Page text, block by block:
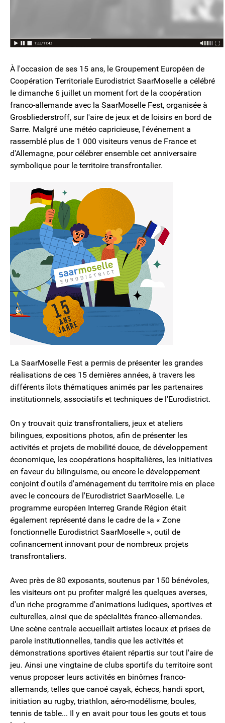
À l'occasion de ses 15 ans, le Groupement Européen de
Coopération Territoriale Eurodistrict SaarMoselle a célébré
le dimanche 6 juillet un moment fort de la coopération
franco-allemande avec la SaarMoselle Fest, organisée à
Grosbliederstroff, sur l'aire de jeux et de loisirs en bord de
Sarre. Malgré une météo capricieuse, l'événement a
rassemblé plus de 1 000 visiteurs venus de France et
d'Allemagne, pour célébrer ensemble cet anniversaire
symbolique pour le territoire transfrontalier.
La SaarMoselle Fest a permis de présenter les grandes
réalisations de ces 15 dernières années, à travers les
différents îlots thématiques animés par les partenaires
institutionnels, associatifs et techniques de l'Eurodistrict.
On y trouvait quiz transfrontaliers, jeux et ateliers
bilingues, expositions photos, afin de présenter les
activités et projets de mobilité douce, de développement
économique, les coopérations hospitalières, les initiatives
en faveur du bilinguisme, ou encore le développement
conjoint d'outils d'aménagement du territoire mis en place
avec le concours de l'Eurodistrict SaarMoselle. Le
programme européen Interreg Grande Région était
également représenté dans le cadre de la « Zone
fonctionnelle Eurodistrict SaarMoselle », outil de
cofinancement innovant pour de nombreux projets
transfrontaliers.
Avec près de 80 exposants, soutenus par 150 bénévoles,
les visiteurs ont pu profiter malgré les quelques averses,
d'un riche programme d'animations ludiques, sportives et
culturelles, ainsi que de spécialités franco-allemandes.
Une scène centrale accueillait artistes locaux et prises de
parole institutionnelles, tandis que les activités et
démonstrations sportives étaient répartis sur tout l'aire de
jeu. Ainsi une vingtaine de clubs sportifs du territoire sont
venus proposer leurs activités en binômes franco-
allemands, telles que canoé cayak, échecs, handi sport,
initiation au rugby, triathlon, aéro-modélisme, boules,
tennis de table... Il y en avait pour tous les gouts et tous